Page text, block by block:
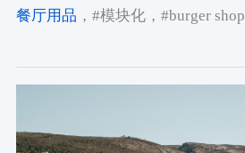
餐厅用品 ，#模块化，#burger shop